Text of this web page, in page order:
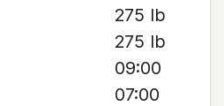
275 lb
275 lb
09:00
07:00